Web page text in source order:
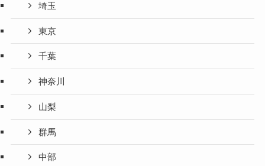
埼玉
東京
千葉
神奈川
山梨
群馬
中部